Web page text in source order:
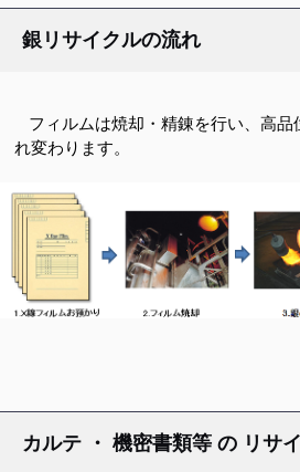
銀リサイクルの流れ
フィルムは焼却・精錬を行い、高品
れ変わります。
カルテ ・ 機密書類等 の リサ